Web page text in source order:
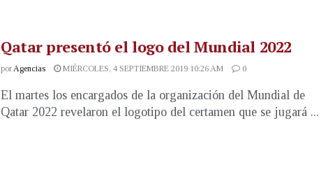
Qatar presentó el logo del Mundial 2022
porAgencias MIÉRCOLES, 4 SEPTIEMBRE 2019 10:26 AM 0
El martes los encargados de la organización del Mundial de
Qatar 2022 revelaron el logotipo del certamen que se jugará ...